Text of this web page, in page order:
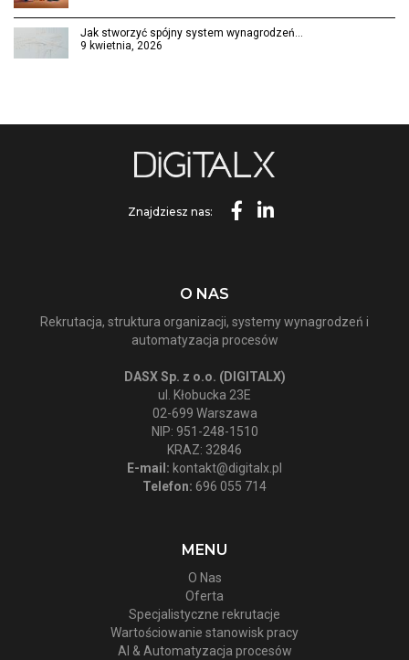
Jak stworzyć spójny system wynagrodzeń…
9 kwietnia, 2026
Znajdziesz nas:
O NAS
Rekrutacja, struktura organizacji, systemy wynagrodzeń i
automatyzacja procesów
DASX Sp. z o.o. (DIGITALX)
ul. Kłobucka 23E
02-699 Warszawa
NIP: 951-248-1510
KRAZ: 32846
E-mail: kontakt@digitalx.pl
Telefon: 696 055 714
MENU
O Nas
Oferta
Specjalistyczne rekrutacje
Wartościowanie stanowisk pracy
AI & Automatyzacja procesów